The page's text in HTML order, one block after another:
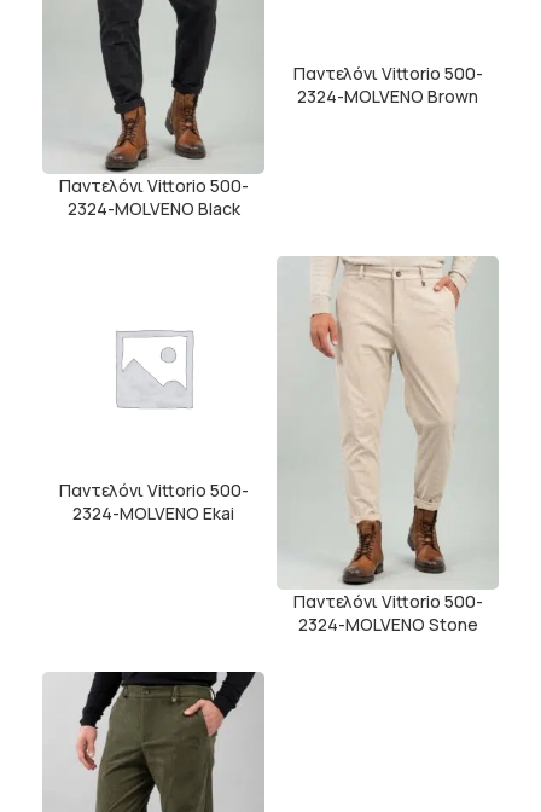
Παντελόνι Vittorio 500-
2324-MOLVENO Black
Παντελόνι Vittorio 500-
2324-MOLVENO Brown
Παντελόνι Vittorio 500-
2324-MOLVENO Ekai
Παντελόνι Vittorio 500-
2324-MOLVENO Stone